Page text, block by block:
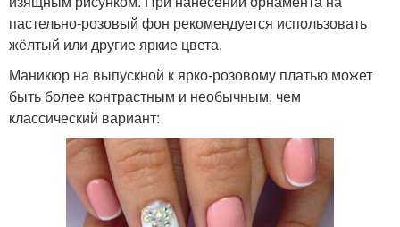
пастельно-розовый фон рекомендуется использовать
жёлтый или другие яркие цвета.
Маникюр на выпускной к ярко-розовому платью может
быть более контрастным и необычным, чем
классический вариант: